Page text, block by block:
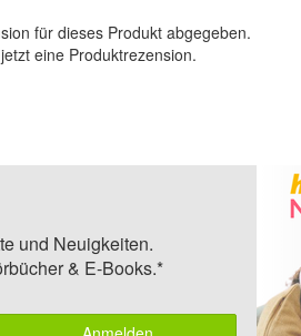
für dieses Produkt abgegeben.
eine Produktrezension.
und Neuigkeiten.
& E-Books.*